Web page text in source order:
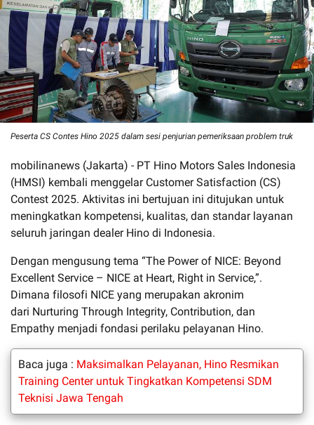
Peserta CS Contes Hino 2025 dalam sesi penjurian pemeriksaan problem truk
mobilinanews (Jakarta) - PT Hino Motors Sales Indonesia
(HMSI) kembali menggelar Customer Satisfaction (CS)
Contest 2025. Aktivitas ini bertujuan ini ditujukan untuk
meningkatkan kompetensi, kualitas, dan standar layanan
seluruh jaringan dealer Hino di Indonesia.
Dengan mengusung tema “The Power of NICE: Beyond
Excellent Service – NICE at Heart, Right in Service,”.
Dimana filosofi NICE yang merupakan akronim
dari Nurturing Through Integrity, Contribution, dan
Empathy menjadi fondasi perilaku pelayanan Hino.
Baca juga : Maksimalkan Pelayanan, Hino Resmikan
Training Center untuk Tingkatkan Kompetensi SDM
Teknisi Jawa Tengah